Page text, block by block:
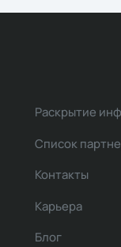
Раскрытие
Список
Контакты
Карьера
Блог